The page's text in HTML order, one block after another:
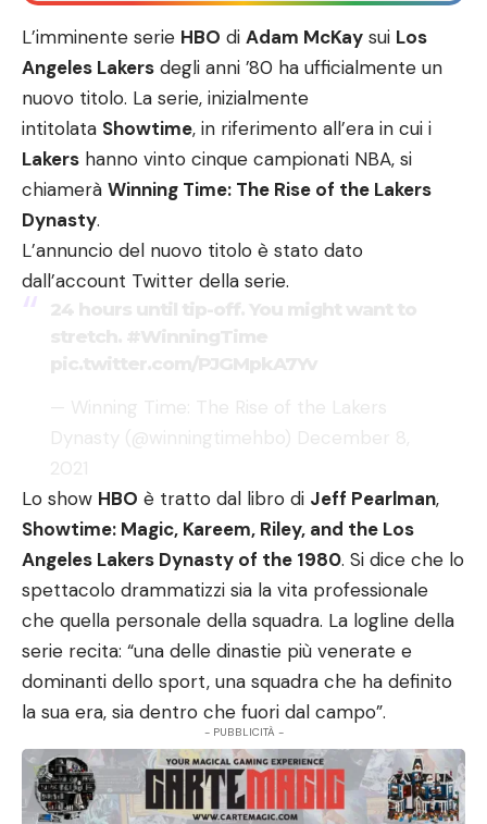
L’imminente serie HBO di Adam McKay sui Los
Angeles Lakers degli anni ’80 ha ufficialmente un
nuovo titolo. La serie, inizialmente
intitolata Showtime, in riferimento all’era in cui i
Lakers hanno vinto cinque campionati NBA, si
chiamerà Winning Time: The Rise of the Lakers
Dynasty.
L’annuncio del nuovo titolo è stato dato
dall’account Twitter della serie.
Lo show HBO è tratto dal libro di Jeff Pearlman,
Showtime: Magic, Kareem, Riley, and the Los
Angeles Lakers Dynasty of the 1980. Si dice che lo
spettacolo drammatizzi sia la vita professionale
che quella personale della squadra. La logline della
serie recita: “una delle dinastie più venerate e
dominanti dello sport, una squadra che ha definito
la sua era, sia dentro che fuori dal campo”.
- PUBBLICITÀ -